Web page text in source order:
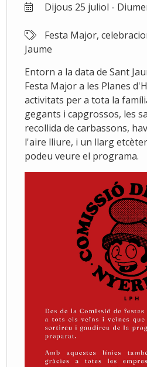
Dijous 25 juliol -
Festa Major,
Jaume
Entorn a la data de Sant
Festa Major a les Planes
activitats per a tota la
gegants i capgrossos, les
recollida de carbassons,
l'aire lliure, i un llarg
podeu veure el programa.